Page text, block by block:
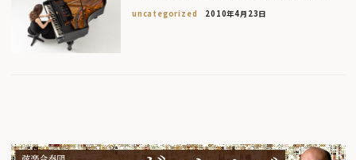
uncategorized 2010年4月23日